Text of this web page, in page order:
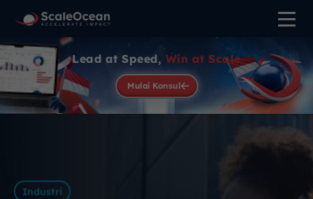
Lead at Speed, Win at Scale
Mulai Konsul
Industri